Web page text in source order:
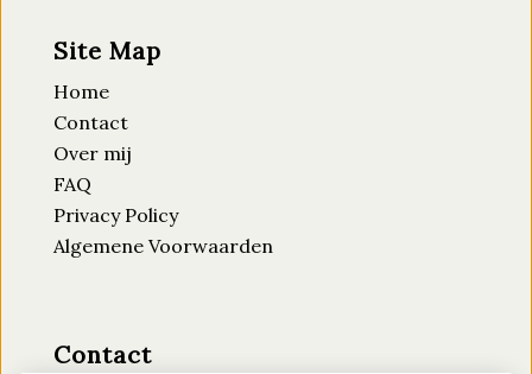
Site Map
Home
Contact
Over mij
FAQ
Privacy Policy
Algemene Voorwaarden
Contact